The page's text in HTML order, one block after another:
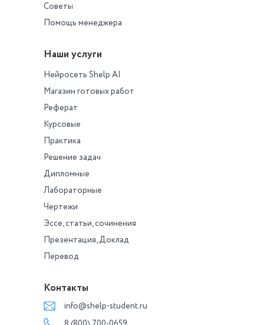
Советы
Помощь менеджера
Наши услуги
Нейросеть Shelp AI
Магазин готовых работ
Реферат
Курсовые
Практика
Решение задач
Дипломные
Лабораторные
Чертежи
Эссе, статьи, сочинения
Презентация, Доклад
Перевод
Контакты
info@shelp-student.ru